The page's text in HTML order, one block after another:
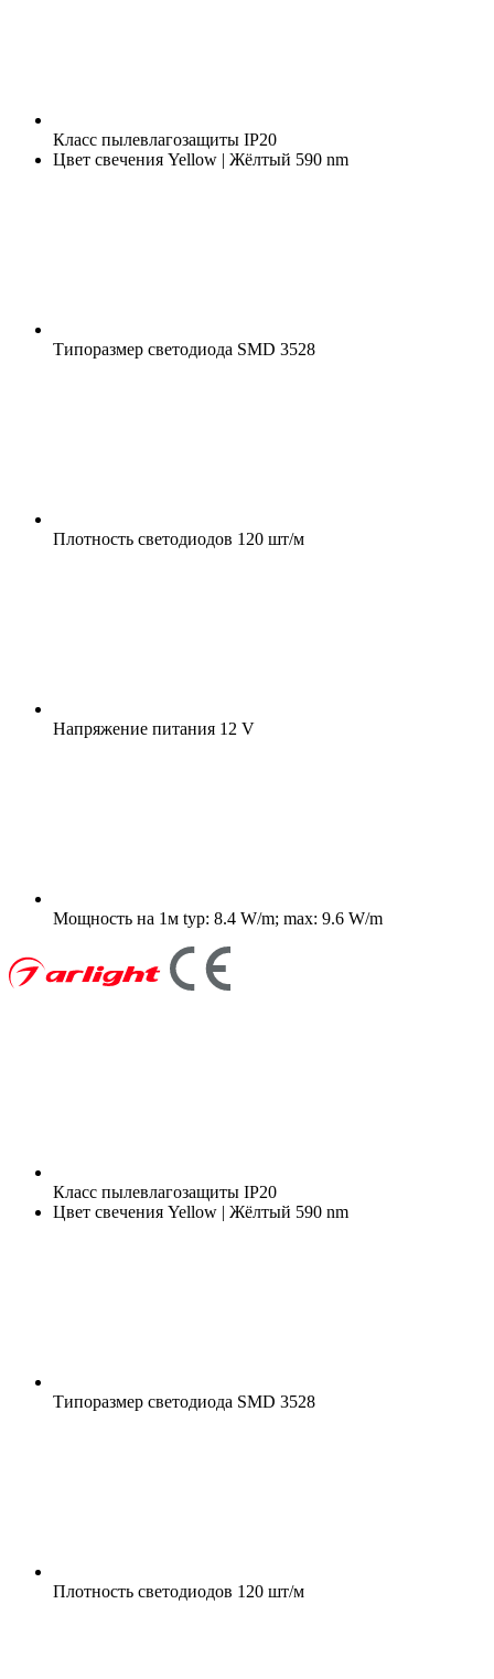
Класс пылевлагозащиты IP20
Цвет свечения Yellow | Жёлтый 590 nm
Типоразмер светодиода SMD 3528
Плотность светодиодов 120 шт/м
Напряжение питания 12 V
Мощность на 1м typ: 8.4 W/m; max: 9.6 W/m
Класс пылевлагозащиты IP20
Цвет свечения Yellow | Жёлтый 590 nm
Типоразмер светодиода SMD 3528
Плотность светодиодов 120 шт/м